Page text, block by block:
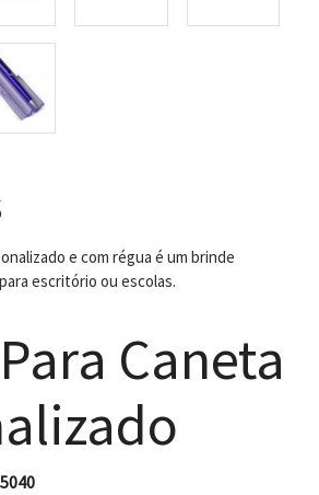
e com régua é um brinde
escritório ou escolas.
Caneta